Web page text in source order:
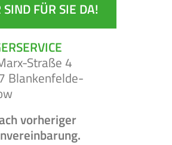
FÜR SIE DA!
Straße 4
Blankenfelde-
vorheriger